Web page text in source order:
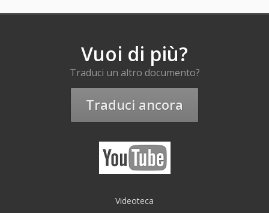
Vuoi di più?
Traduci un altro documento?
Traduci ancora
Videoteca